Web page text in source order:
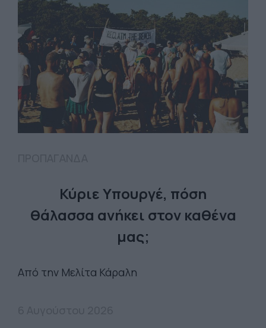
Κύριε Υπουργέ, πόση
θάλασσα ανήκει στον καθένα
μας;
Από την Μελίτα Κάραλη